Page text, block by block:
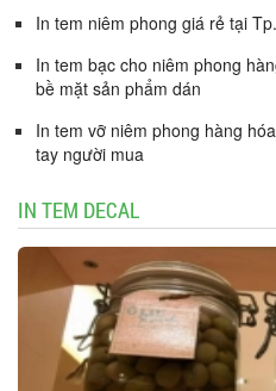
In tem niêm phong giá rẻ tại
In tem bạc cho niêm phong
bề mặt sản phẩm dán
In tem vỡ niêm phong hàng
tay người mua
IN TEM DECAL